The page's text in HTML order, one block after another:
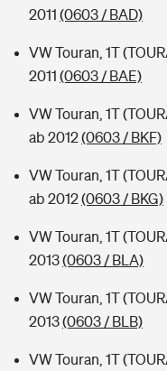
2011 (0603 / BAD)
VW Touran, 1T
2011 (0603 / BAE)
VW Touran, 1T
ab 2012(0603 / BKF)
VW Touran, 1T
ab 2012(0603 / BKG)
VW Touran, 1T
2013(0603 / BLA)
VW Touran, 1T
2013(0603 / BLB)
VW Touran, 1T